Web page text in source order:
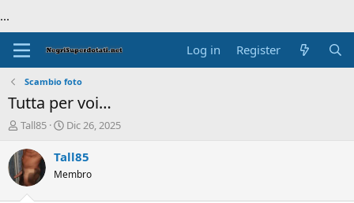
...
Log in Register
Scambio foto
Tutta per voi…
T
r
e
a
d
Tall85
S
a
t
Dic 26, 2025
Tall85
Membro